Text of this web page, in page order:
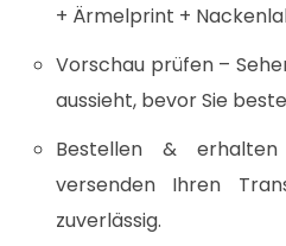
+ Ärmelprint +
Vorschau prüfen –
aussieht, bevor Sie
Bestellen &
versenden Ihren
zuverlässig.